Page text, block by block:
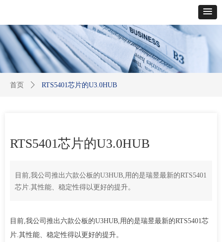
首页 ꄲ RTS5401芯片的U3.0HUB
目前,我公司推出六款公板的U3HUB,用的是瑞昱最新的RTS5401芯
片.其性能、稳定性得以更好的提升。
RTS5401芯片的U3.0HUB
目前,我公司推出六款公板的U3HUB,用的是瑞昱最新的RTS5401
芯片.其性能、稳定性得以更好的提升。